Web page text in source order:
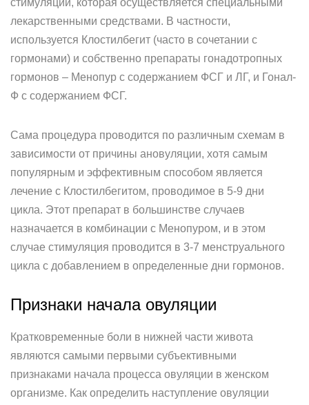
стимуляции, которая осуществляется специальными
лекарственными средствами. В частности,
используется Клостилбегит (часто в сочетании с
гормонами) и собственно препараты гонадотропных
гормонов – Менопур с содержанием ФСГ и ЛГ, и Гонал-
Ф с содержанием ФСГ.
Сама процедура проводится по различным схемам в
зависимости от причины ановуляции, хотя самым
популярным и эффективным способом является
лечение с Клостилбегитом, проводимое в 5-9 дни
цикла. Этот препарат в большинстве случаев
назначается в комбинации с Менопуром, и в этом
случае стимуляция проводится в 3-7 менструального
цикла с добавлением в определенные дни гормонов.
Признаки начала овуляции
Кратковременные боли в нижней части живота
являются самыми первыми субъективными
признаками начала процесса овуляции в женском
организме. Как определить наступление овуляции